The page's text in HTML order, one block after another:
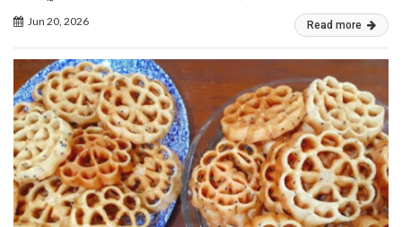
Jun 20, 2026 Read more